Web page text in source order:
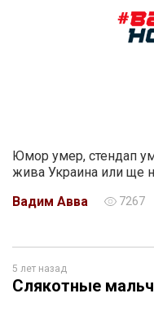
Юмор умер, стендап
жива Украина или ще
Вадим Авва
7267
5 лет назад
Слякотные